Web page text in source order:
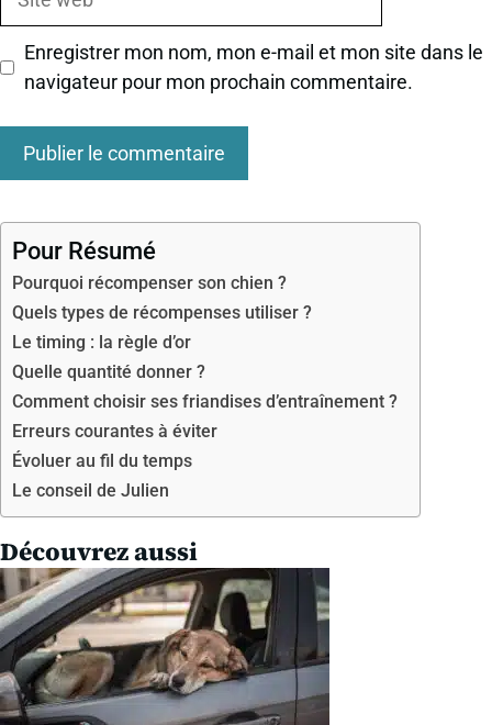
Enregistrer mon nom, mon e-mail et mon site dans le
navigateur pour mon prochain commentaire.
Pour Résumé
Pourquoi récompenser son chien ?
Quels types de récompenses utiliser ?
Le timing : la règle d’or
Quelle quantité donner ?
Comment choisir ses friandises d’entraînement ?
Erreurs courantes à éviter
Évoluer au fil du temps
Le conseil de Julien
Découvrez aussi